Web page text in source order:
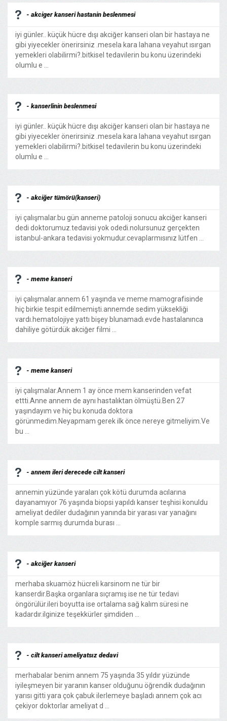
- akciger kanseri hastanin beslenmesi
iyi günler.. küçük hücre dışı akciğer kanseri olan bir hastaya ne
gibi yiyecekler önerirsiniz .mesela kara lahana veyahut ısırgan
yemekleri olabilirmi?.bitkisel tedavilerin bu konu üzerindeki
olumlu e ...
- kanserlinin beslenmesi
iyi günler.. küçük hücre dışı akciğer kanseri olan bir hastaya ne
gibi yiyecekler önerirsiniz .mesela kara lahana veyahut ısırgan
yemekleri olabilirmi?.bitkisel tedavilerin bu konu üzerindeki
olumlu e ...
- akciğer tümörü(kanseri)
iyi çalışmalar.bu gün anneme patoloji sonucu akciğer kanseri
dedi doktorumuz.tedavisi yok odedi.nolursunuz gerçekten
istanbul-ankara tedavisi yokmudur.cevaplarmısınız lütfen ...
- meme kanseri
iyi çalışmalar.annem 61 yaşında ve meme mamografisinde
hiç birkie tespit edilmemişti.annemde sedim yüksekliği
vardı.hematolojiye yattı bişey blunamadı.evde hastalanınca
dahiliye götürdük akciğer filmi ...
- meme kanseri
iyi çalışmalar.Annem 1 ay önce mem kanserinden vefat
ettti.Anne annem de aynı hastalıktan ölmüştü.Ben 27
yaşındayım ve hiç bu konuda doktora
görünmedim.Neyapmam gerek ilk önce nereye gitmeliyim.Ve
bu ...
- annem ileri derecede cilt kanseri
annemin yüzünde yaraları çok kötü durumda acılarına
dayanamıyor 76 yaşında biopsi yapıldı kanser teşhisi konuldu
ameliyat dediler dudağının yanında bir yarası var yanağını
komple sarmış durumda burası ...
- akciğer kanseri
merhaba skuamöz hücreli karsinom ne tür bir
kanserdir.Başka organlara sıçramış ise ne tür tedavi
öngörülür.ileri boyutta ise ortalama sağ kalım süresi ne
kadardır.ilginize teşekkürler şimdiden ...
- cilt kanseri ameliyatsız dedavi
merhabalar benim annem 75 yaşında 35 yıldır yüzünde
iyileşmeyen bir yaranın kanser olduğunu öğrendik dudağının
yarısı gitti yara çok çabuk ilerlemeye başladı annem çok acı
çekiyor doktorlar ameliyat d ...